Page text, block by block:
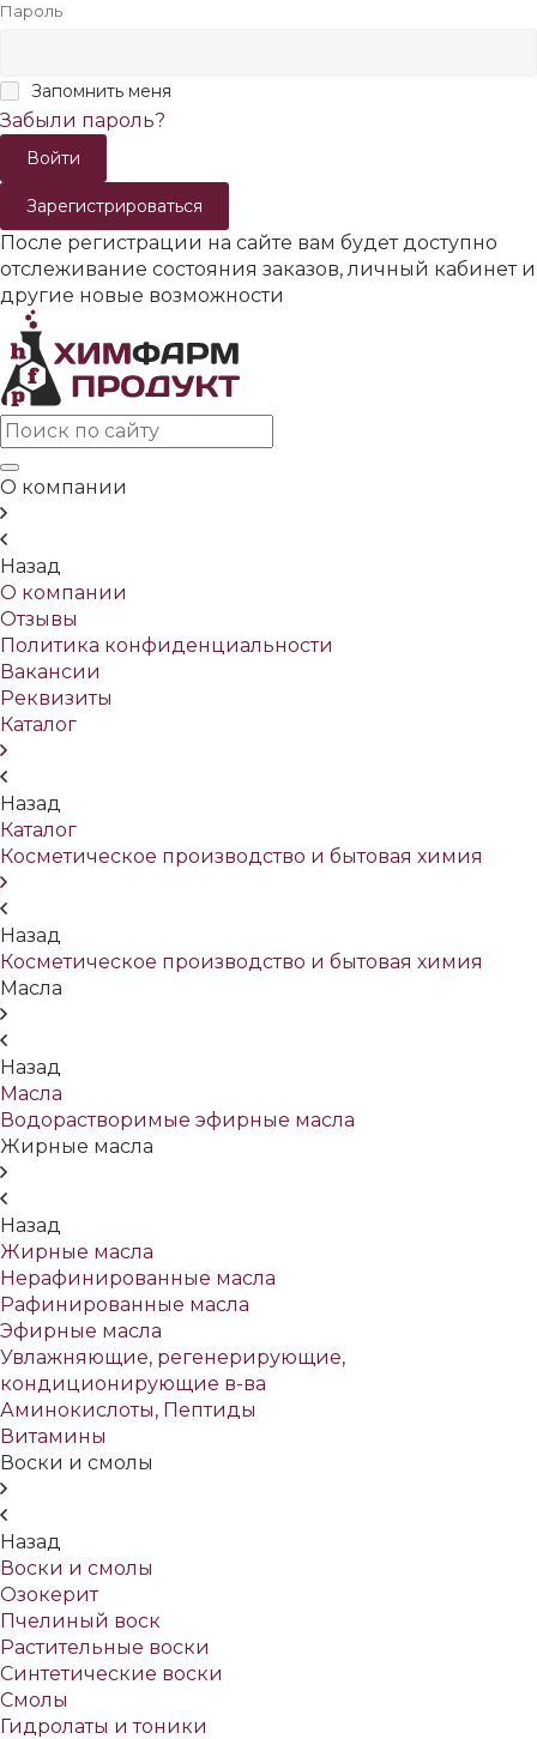
Пароль
Запомнить меня
Забыли пароль?
Зарегистрироваться
После регистрации на сайте вам будет доступно
отслеживание состояния заказов, личный кабинет и
другие новые возможности
О компании
Назад
О компании
Отзывы
Политика конфиденциальности
Вакансии
Реквизиты
Каталог
Назад
Каталог
Косметическое производство и бытовая химия
Назад
Косметическое производство и бытовая химия
Масла
Назад
Масла
Водорастворимые эфирные масла
Жирные масла
Назад
Жирные масла
Нерафинированные масла
Рафинированные масла
Эфирные масла
Увлажняющие, регенерирующие,
кондиционирующие в-ва
Аминокислоты, Пептиды
Витамины
Воски и смолы
Назад
Воски и смолы
Озокерит
Пчелиный воск
Растительные воски
Синтетические воски
Смолы
Гидролаты и тоники